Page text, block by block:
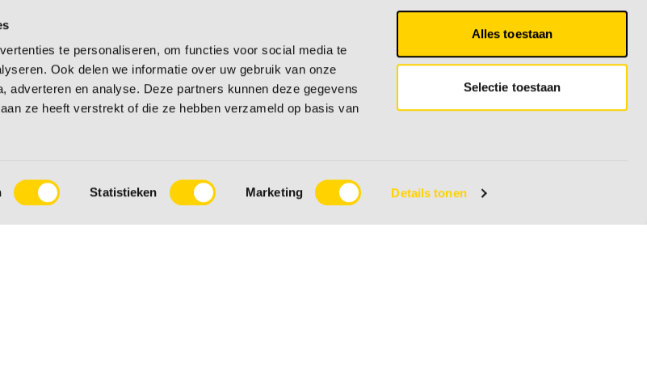
te personaliseren, om functies voor social media te
Ook delen we informatie over uw gebruik van onze
adverteren en analyse. Deze partners kunnen deze gegevens
ze heeft verstrekt of die ze hebben verzameld op basis van
Statistieken Marketing Details tonen
Alles toestaan
Selectie toestaan
tussen? Neem dan